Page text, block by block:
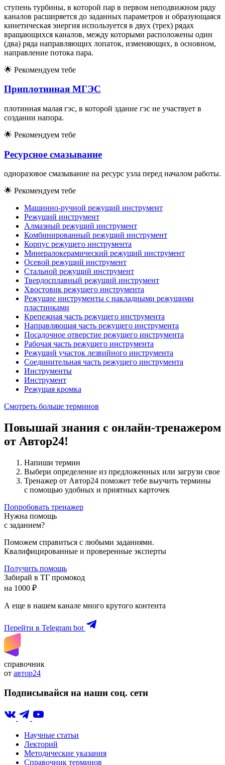
ступень турбины, в которой пар в первом неподвижном ряду
каналов расширяется до заданных параметров и образующаяся
кинетическая энергия используется в двух (трех) рядах
вращающихся каналов, между которыми расположены один
(два) ряда направляющих лопаток, изменяющих, в основном,
направление потока пара.
🌟 Рекомендуем тебе
Приплотинная МГЭС
плотинная малая гэс, в которой здание гэс не участвует в
создании напора.
🌟 Рекомендуем тебе
Ресурсное смазывание
одноразовое смазывание на ресурс узла перед началом работы.
🌟 Рекомендуем тебе
Машинно-ручной режущий инструмент
Режущий инструмент
Алмазный режущий инструмент
Комбинированный режущий инструмент
Корпус режущего инструмента
Минералокерамический режущий инструмент
Осевой режущий инструмент
Стальной режущий инструмент
Твердосплавный режущий инструмент
Хвостовик режущего инструмента
Режущие инструменты с накладными режущими
пластинками
Крепежная часть режущего инструмента
Направляющая часть режущего инструмента
Посадочное отверстие режущего инструмента
Рабочая часть режущего инструмента
Режущий участок лезвийного инструмента
Соединительная часть режущего инструмента
Инструменты
Инструмент
Режущая кромка
Смотреть больше терминов
Повышай знания с онлайн-тренажером
от Автор24!
Напиши термин
Выбери определение из предложенных или загрузи свое
Тренажер от Автор24 поможет тебе выучить термины
с помощью удобных и приятных карточек
Попробовать тренажер
Нужна помощь
с заданием?
Поможем справиться с любыми заданиями.
Квалифицированные и проверенные эксперты
Получить помощь
Забирай в ТГ промокод
на 1000 ₽
А еще в нашем канале много крутого контента
Перейти в Telegram bot
справочник
от автор24
Подписывайся на наши соц. сети
Научные статьи
Лекторий
Методические указания
Справочник терминов